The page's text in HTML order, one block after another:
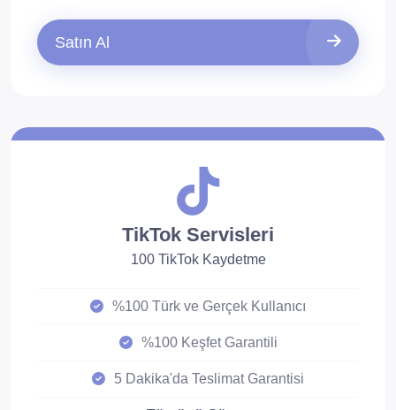
Satın Al
TikTok Servisleri
100 TikTok Kaydetme
%100 Türk ve Gerçek Kullanıcı
%100 Keşfet Garantili
5 Dakika'da Teslimat Garantisi